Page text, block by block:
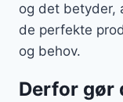
og det betyder,
de perfekte
og behov.
Derfor gør